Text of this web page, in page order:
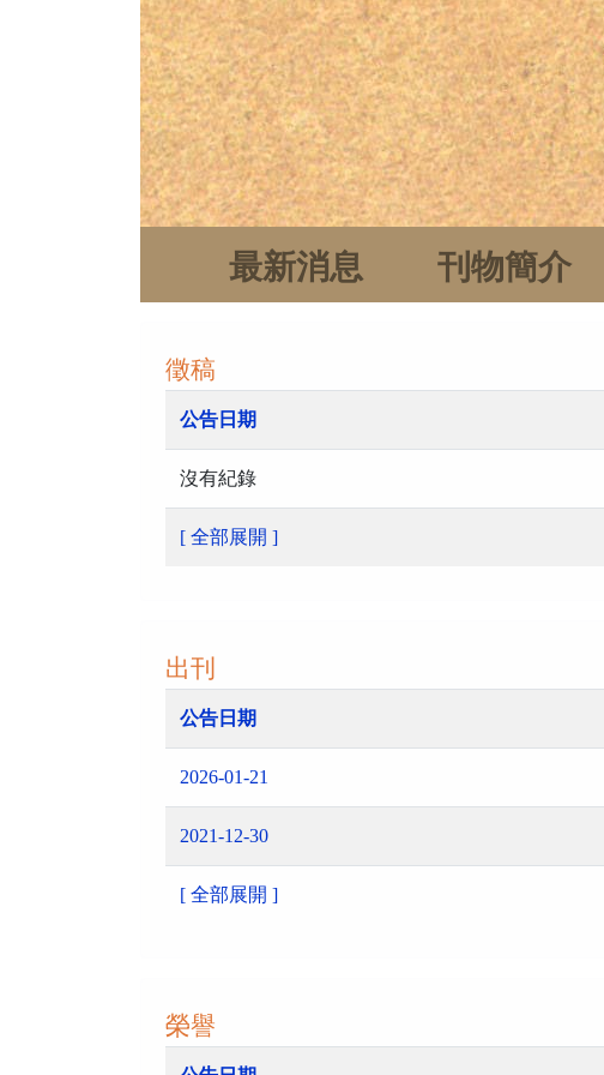
最新消息 刊物簡介
徵稿
公告日期
沒有紀錄
[ 全部展開 ]
出刊
公告日期
2026-01-21
2021-12-30
[ 全部展開 ]
榮譽